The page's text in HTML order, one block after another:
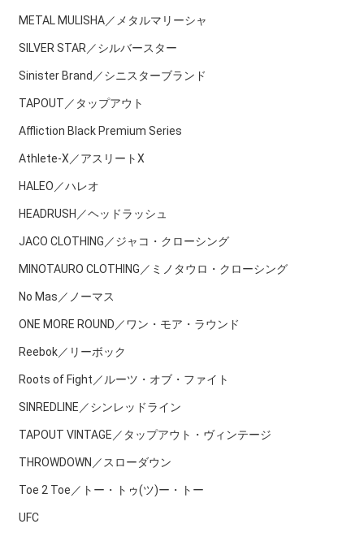
METAL MULISHA／メタルマリーシャ
SILVER STAR／シルバースター
Sinister Brand／シニスターブランド
TAPOUT／タップアウト
Affliction Black Premium Series
Athlete-X／アスリートX
HALEO／ハレオ
HEADRUSH／ヘッドラッシュ
JACO CLOTHING／ジャコ・クローシング
MINOTAURO CLOTHING／ミノタウロ・クローシング
No Mas／ノーマス
ONE MORE ROUND／ワン・モア・ラウンド
Reebok／リーボック
Roots of Fight／ルーツ・オブ・ファイト
SINREDLINE／シンレッドライン
TAPOUT VINTAGE／タップアウト・ヴィンテージ
THROWDOWN／スローダウン
Toe 2 Toe／トー・トゥ(ツ)ー・トー
UFC